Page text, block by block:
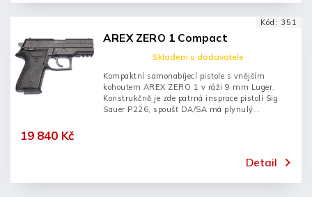
AREX ZERO 1 Compact
Skladem u dodavatele
19 840 Kč
Detail
Kompaktní samonabíjecí pistole s vnějším
kohoutem AREX ZERO 1 v ráži 9 mm Luger.
Konstrukčně je zde patrná insprace pistolí Sig
Sauer P226, spoušť DA/SA má plynulý...
Kód: 351